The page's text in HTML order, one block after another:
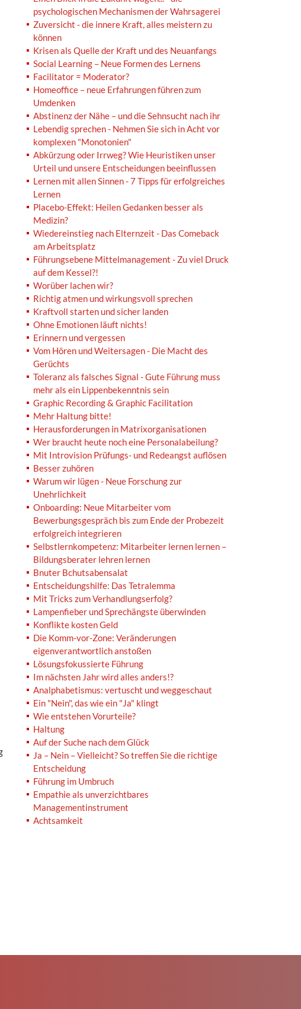
psychologischen Mechanismen der Wahrsagerei
Zuversicht - die innere Kraft, alles meistern zu
können
Krisen als Quelle der Kraft und des Neuanfangs
Social Learning – Neue Formen des Lernens
Facilitator = Moderator?
Homeoffice – neue Erfahrungen führen zum
Umdenken
Abstinenz der Nähe – und die Sehnsucht nach ihr
Lebendig sprechen - Nehmen Sie sich in Acht vor
komplexen "Monotonien"
Abkürzung oder Irrweg? Wie Heuristiken unser
Urteil und unsere Entscheidungen beeinflussen
Lernen mit allen Sinnen - 7 Tipps für erfolgreiches
Lernen
Placebo-Effekt: Heilen Gedanken besser als
Medizin?
Wiedereinstieg nach Elternzeit - Das Comeback
am Arbeitsplatz
Führungsebene Mittelmanagement - Zu viel Druck
auf dem Kessel?!
Worüber lachen wir?
Richtig atmen und wirkungsvoll sprechen
Kraftvoll starten und sicher landen
Ohne Emotionen läuft nichts!
Erinnern und vergessen
Vom Hören und Weitersagen - Die Macht des
Gerüchts
Toleranz als falsches Signal - Gute Führung muss
mehr als ein Lippenbekenntnis sein
Graphic Recording & Graphic Facilitation
Mehr Haltung bitte!
Herausforderungen in Matrixorganisationen
Wer braucht heute noch eine Personalabeilung?
Mit Introvision Prüfungs- und Redeangst auflösen
Besser zuhören
Warum wir lügen - Neue Forschung zur
Unehrlichkeit
Onboarding: Neue Mitarbeiter vom
Bewerbungsgespräch bis zum Ende der Probezeit
erfolgreich integrieren
Selbstlernkompetenz: Mitarbeiter lernen lernen –
Bildungsberater lehren lernen
Bnuter Bchutsabensalat
Entscheidungshilfe: Das Tetralemma
Mit Tricks zum Verhandlungserfolg?
Lampenfieber und Sprechängste überwinden
Konflikte kosten Geld
Die Komm-vor-Zone: Veränderungen
eigenverantwortlich anstoßen
Lösungsfokussierte Führung
Im nächsten Jahr wird alles anders!?
Analphabetismus: vertuscht und weggeschaut
Ein "Nein", das wie ein "Ja" klingt
Wie entstehen Vorurteile?
Haltung
Auf der Suche nach dem Glück
Ja – Nein – Vielleicht? So treffen Sie die richtige
Entscheidung
Führung im Umbruch
Empathie als unverzichtbares
Managementinstrument
Achtsamkeit